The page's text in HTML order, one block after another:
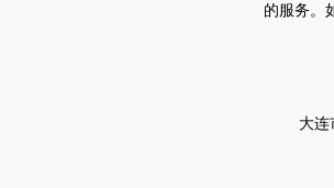
的服务。
大连